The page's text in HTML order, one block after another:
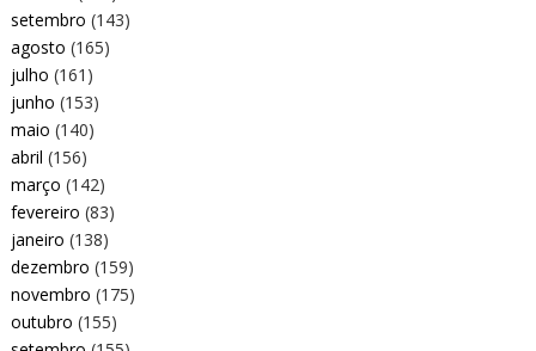
setembro (143)
agosto (165)
julho (161)
junho (153)
maio (140)
abril (156)
março (142)
fevereiro (83)
janeiro (138)
dezembro (159)
novembro (175)
outubro (155)